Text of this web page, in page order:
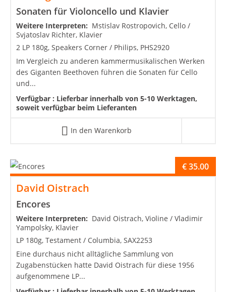
Sonaten für Violoncello und Klavier
Weitere Interpreten: Mstislav Rostropovich, Cello /
Svjatoslav Richter, Klavier
2 LP 180g, Speakers Corner / Philips, PHS2920
Im Vergleich zu anderen kammermusikalischen Werken
des Giganten Beethoven führen die Sonaten für Cello
und...
Verfügbar : Lieferbar innerhalb von 5-10 Werktagen,
soweit verfügbar beim Lieferanten
In den Warenkorb
David Oistrach
Encores
€35.00
Weitere Interpreten: David Oistrach, Violine / Vladimir
Yampolsky, Klavier
LP 180g, Testament / Columbia, SAX2253
Eine durchaus nicht alltägliche Sammlung von
Zugabenstücken hatte David Oistrach für diese 1956
aufgenommene LP...